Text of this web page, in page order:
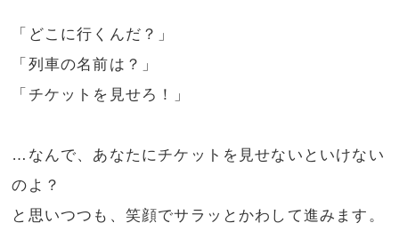
「どこに行くんだ？」
「列車の名前は？」
「チケットを見せろ！」
…なんで、あなたにチケットを見せないといけない
のよ？
と思いつつも、笑顔でサラッとかわして進みます。